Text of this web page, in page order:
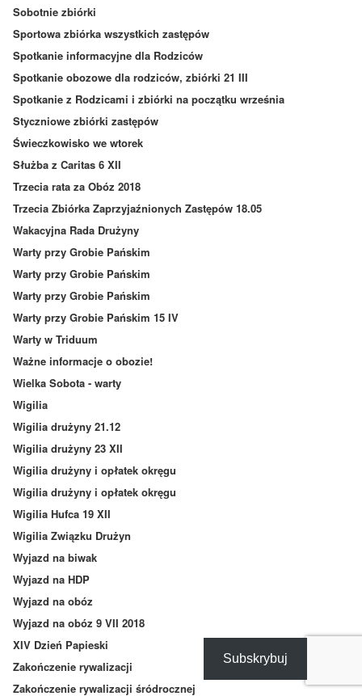
Sobotnie zbiórki
Sportowa zbiórka wszystkich zastępów
Spotkanie informacyjne dla Rodziców
Spotkanie obozowe dla rodziców, zbiórki 21 III
Spotkanie z Rodzicami i zbiórki na początku września
Styczniowe zbiórki zastępów
Świeczkowisko we wtorek
Służba z Caritas 6 XII
Trzecia rata za Obóz 2018
Trzecia Zbiórka Zaprzyjaźnionych Zastępów 18.05
Wakacyjna Rada Drużyny
Warty przy Grobie Pańskim
Warty przy Grobie Pańskim
Warty przy Grobie Pańskim
Warty przy Grobie Pańskim 15 IV
Warty w Triduum
Ważne informacje o obozie!
Wielka Sobota - warty
Wigilia
Wigilia drużyny 21.12
Wigilia drużyny 23 XII
Wigilia drużyny i opłatek okręgu
Wigilia drużyny i opłatek okręgu
Wigilia Hufca 19 XII
Wigilia Związku Drużyn
Wyjazd na biwak
Wyjazd na HDP
Wyjazd na obóz
Wyjazd na obóz 9 VII 2018
XIV Dzień Papieski
Zakończenie rywalizacji
Zakończenie rywalizacji śródrocznej
Subskrybuj